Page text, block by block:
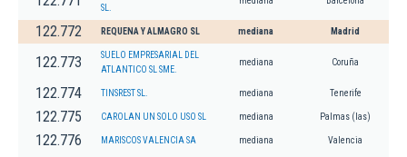
SL.
122.772 REQUENA Y ALMAGRO SL mediana Madrid
122.773
SUELO EMPRESARIAL DEL
ATLANTICO SL SME.
mediana Coruña
122.774 TINSREST SL. mediana Tenerife
122.775 CAROLAN UN SOLO USO SL mediana Palmas (las)
122.776 MARISCOS VALENCIA SA mediana Valencia